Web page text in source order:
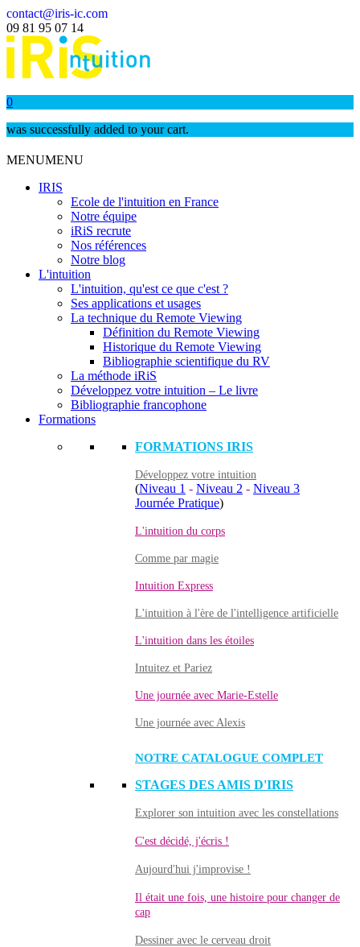
contact@iris-ic.com
09 81 95 07 14
0
was successfully added to your cart.
MENUMENU
IRIS
Ecole de l'intuition en France
Notre équipe
iRiS recrute
Nos références
Notre blog
L'intuition
L'intuition, qu'est ce que c'est ?
Ses applications et usages
La technique du Remote Viewing
Définition du Remote Viewing
Historique du Remote Viewing
Bibliographie scientifique du RV
La méthode iRiS
Développez votre intuition – Le livre
Bibliographie francophone
Formations
FORMATIONS IRIS
Développez votre intuition
(Niveau 1 - Niveau 2 - Niveau 3
Journée Pratique)
L'intuition du corps
Comme par magie
Intuition Express
L'intuition à l'ère de l'intelligence artificielle
L'intuition dans les étoiles
Intuitez et Pariez
Une journée avec Marie-Estelle
Une journée avec Alexis
NOTRE CATALOGUE COMPLET
STAGES DES AMIS D'IRIS
Explorer son intuition avec les constellations
C'est décidé, j'écris !
Aujourd'hui j'improvise !
Il était une fois, une histoire pour changer de
cap
Dessiner avec le cerveau droit